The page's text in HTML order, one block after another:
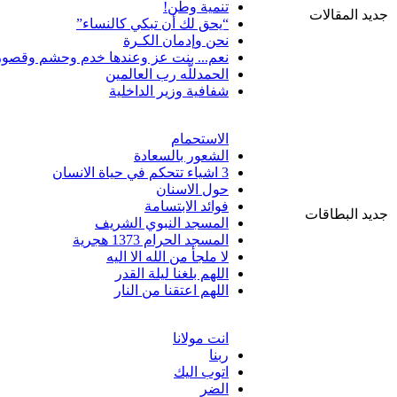
جديد المقالات
تنمية وطن!
“يحق لك أن تبكي كالنساء”
نحن وإدمان الكـرة
نعم... بنت عز وعندها خدم وحشم
الحمدللّه رب العالمين
شفافية وزير الداخلية
جديد البطاقات
الاستحمام
الشعور بالسعادة
3 اشياء تتحكم في حياة الانسان
حول الاسنان
فوائد الابتسامة
المسجد النبوي الشريف
المسجد الحرام 1373 هجرية
لا ملجأ من الله الا اليه
اللهم بلغنا ليلة القدر
اللهم اعتقنا من النار
انت مولانا
ربنا
اتوب اليك
الضر